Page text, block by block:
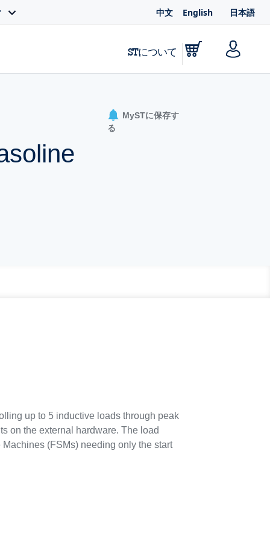
中文 English 日本語
STについて
MySTに保存す
る
up to 5 inductive loads through peak
on the external hardware. The load
(FSMs) needing only the start